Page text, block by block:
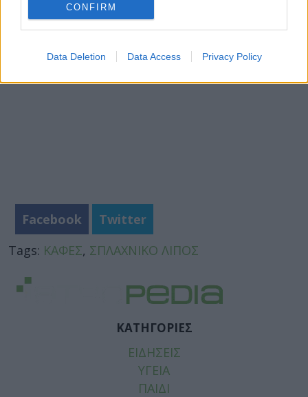
CONFIRM
Data Deletion Data Access Privacy Policy
Φωτογραφία: istock
Facebook
Twitter
Tags: ΚΑΦΕΣ, ΣΠΛΑΧΝΙΚΟ ΛΙΠΟΣ
ΚΑΤΗΓΟΡΙΕΣ
ΕΙΔΗΣΕΙΣ
ΥΓΕΙΑ
ΠΑΙΔΙ